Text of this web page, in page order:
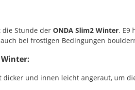
die Stunde der ONDA Slim2 Winter. E9
bei frostigen Bedingungen
Winter:
dicker und innen leicht angeraut, um